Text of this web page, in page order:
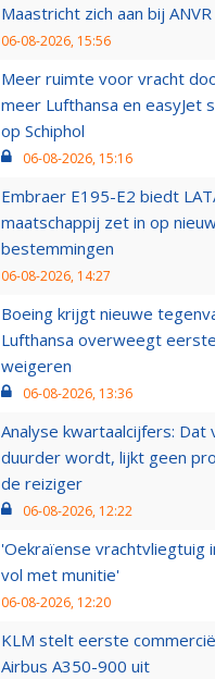
Maastricht zich aan bij ANVR
06-08-2026, 15:56
Meer ruimte voor vracht
meer Lufthansa en easyJet
op Schiphol
06-08-2026, 15:16
Embraer E195-E2 biedt
maatschappij zet in op
bestemmingen
06-08-2026, 14:27
Boeing krijgt nieuwe
Lufthansa overweegt
weigeren
06-08-2026, 13:36
Analyse kwartaalcijfers: Dat
duurder wordt, lijkt geen
de reiziger
06-08-2026, 12:22
'Oekraïense vrachtvliegtuig
vol met munitie'
06-08-2026, 12:20
KLM stelt eerste
Airbus A350-900 uit